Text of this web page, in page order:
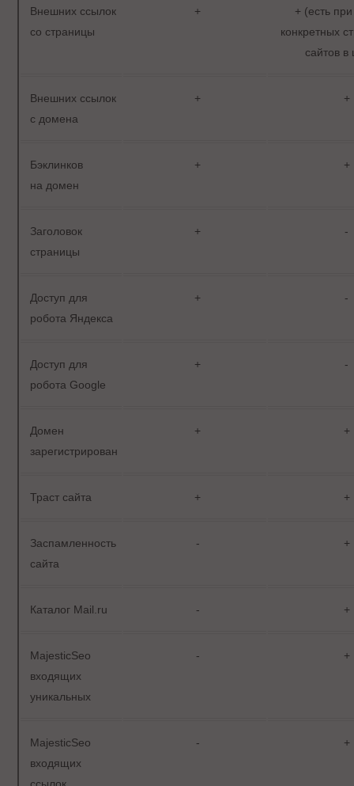
Внешних ссылок
со страницы
+
+ (есть
конкретных
сайтов
Внешних ссылок
с домена
+ +
Бэклинков
на домен
+ +
Заголовок
страницы
+ -
Доступ для
робота Яндекса
+ -
Доступ для
робота Google
+ -
Домен
зарегистрирован
+ +
Траст сайта + +
Заспамленность
сайта
- +
Каталог Mail.ru - +
MajesticSeo
входящих
уникальных
- +
MajesticSeo
входящих
- +